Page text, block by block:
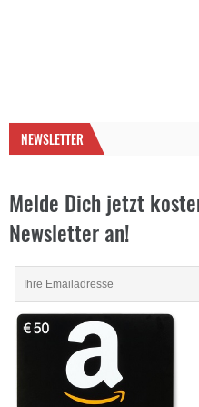
NEWSLETTER
Melde Dich jetzt
Newsletter an!